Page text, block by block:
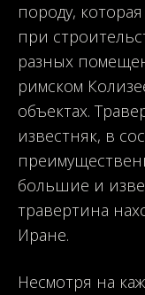
породу,
при
разных
римском
объектах.
известняк, в
большие и
травертина
Иране.
Несмотря на